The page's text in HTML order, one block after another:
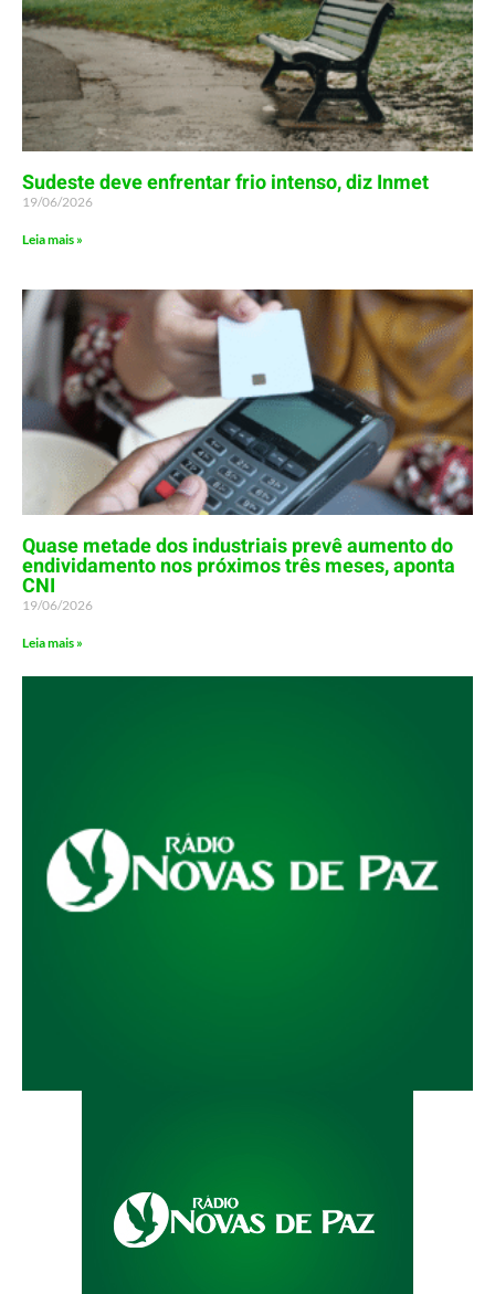
Sudeste deve enfrentar frio intenso, diz Inmet
19/06/2026
Leia mais »
Quase metade dos industriais prevê aumento do
endividamento nos próximos três meses, aponta
CNI
19/06/2026
Leia mais »